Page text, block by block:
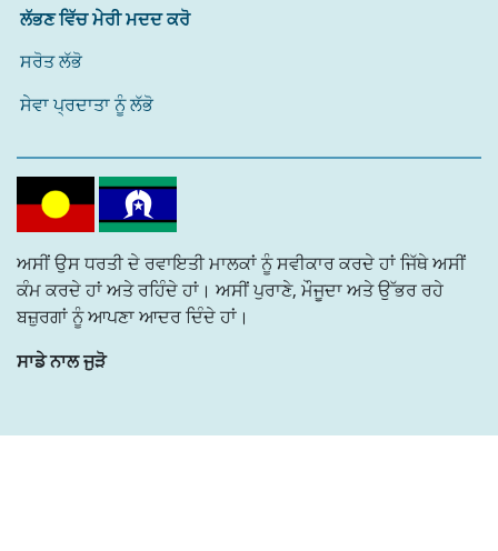
ਲੱਭਣ ਵਿੱਚ ਮੇਰੀ ਮਦਦ ਕਰੋ
ਸਰੋਤ ਲੱਭੋ
ਸੇਵਾ ਪ੍ਰਦਾਤਾ ਨੂੰ ਲੱਭੋ
ਅਸੀਂ ਉਸ ਧਰਤੀ ਦੇ ਰਵਾਇਤੀ ਮਾਲਕਾਂ ਨੂੰ ਸਵੀਕਾਰ ਕਰਦੇ ਹਾਂ ਜਿੱਥੇ ਅਸੀਂ
ਕੰਮ ਕਰਦੇ ਹਾਂ ਅਤੇ ਰਹਿੰਦੇ ਹਾਂ। ਅਸੀਂ ਪੁਰਾਣੇ, ਮੌਜੂਦਾ ਅਤੇ ਉੱਭਰ ਰਹੇ
ਬਜ਼ੁਰਗਾਂ ਨੂੰ ਆਪਣਾ ਆਦਰ ਦਿੰਦੇ ਹਾਂ।
ਸਾਡੇ ਨਾਲ ਜੁੜੋ